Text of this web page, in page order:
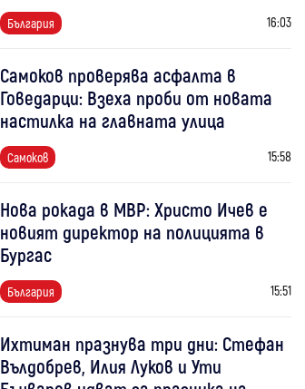
България 16:03
Самоков проверява асфалта в
Говедарци: Взеха проби от новата
настилка на главната улица
Самоков 15:58
Нова рокада в МВР: Христо Ичев е
новият директор на полицията в
Бургас
България 15:51
Ихтиман празнува три дни: Стефан
Вълдобрев, Илия Луков и Ути